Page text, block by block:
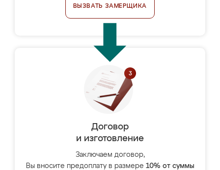
ВЫЗВАТЬ ЗАМЕРЩИКА
Договор
и изготовление
Заключаем договор,
Вы вносите предоплату в размере 10% от суммы